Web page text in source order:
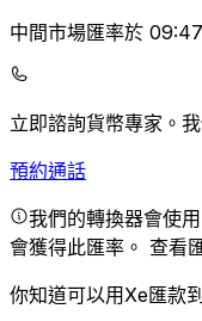
中間市場匯率於
立即諮詢貨幣專家。
預約通話
我們的轉換器會使
會獲得此匯率。 查看
你知道可以用Xe匯款